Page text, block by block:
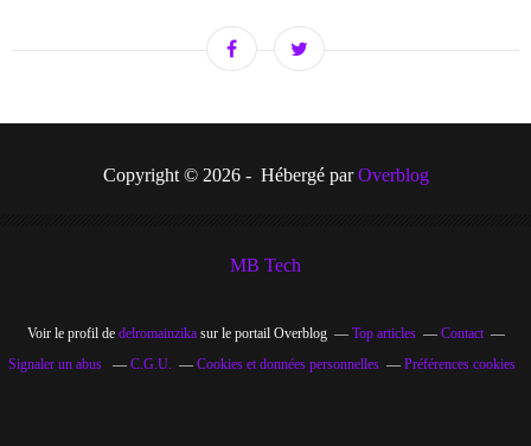
Copyright © 2026 - Hébergé parOverblog
MB Tech
Voir le profil de delromainzikasur le portail Overblog Top articles
Contact
Signaler un abus
C.G.U. Cookies et données personnelles Préférences cookies